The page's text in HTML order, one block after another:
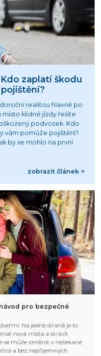
zaplatí škodu
realitou hlavně po
místo klidné jízdy řešíte
podvozek. Kdo
vám pomůže pojištění?
by se mohlo na první
zobrazit článek >
pro bezpečné
Na jedné straně je to
nová místa a strávit
se může změnit v nečekané
a bez nepříjemných